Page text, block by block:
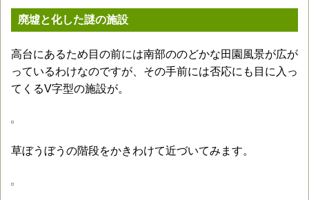
廃墟と化した謎の施設
高台にあるため目の前には南部ののどかな田園風景が広が
っているわけなのですが、その手前には否応にも目に入っ
てくるV字型の施設が。
草ぼうぼうの階段をかきわけて近づいてみます。